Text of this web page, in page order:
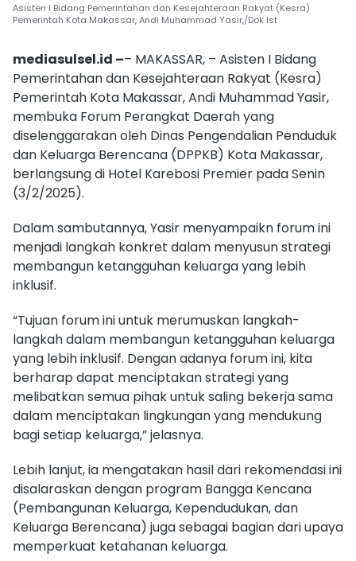
Asisten I Bidang Pemerintahan dan Kesejahteraan Rakyat (Kesra)
Pemerintah Kota Makassar, Andi Muhammad Yasir,/Dok Ist
mediasulsel.id –– MAKASSAR, – Asisten I Bidang
Pemerintahan dan Kesejahteraan Rakyat (Kesra)
Pemerintah Kota Makassar, Andi Muhammad Yasir,
membuka Forum Perangkat Daerah yang
diselenggarakan oleh Dinas Pengendalian Penduduk
dan Keluarga Berencana (DPPKB) Kota Makassar,
berlangsung di Hotel Karebosi Premier pada Senin
(3/2/2025).
Dalam sambutannya, Yasir menyampaikn forum ini
menjadi langkah konkret dalam menyusun strategi
membangun ketangguhan keluarga yang lebih
inklusif.
“Tujuan forum ini untuk merumuskan langkah-
langkah dalam membangun ketangguhan keluarga
yang lebih inklusif. Dengan adanya forum ini, kita
berharap dapat menciptakan strategi yang
melibatkan semua pihak untuk saling bekerja sama
dalam menciptakan lingkungan yang mendukung
bagi setiap keluarga,” jelasnya.
Lebih lanjut, ia mengatakan hasil dari rekomendasi ini
disalaraskan dengan program Bangga Kencana
(Pembangunan Keluarga, Kependudukan, dan
Keluarga Berencana) juga sebagai bagian dari upaya
memperkuat ketahanan keluarga.